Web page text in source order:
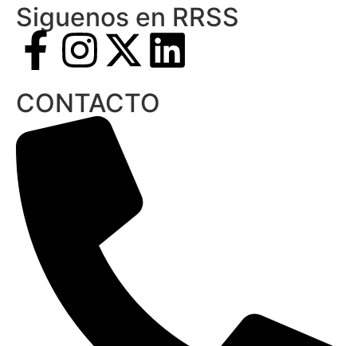
Siguenos en RRSS
CONTACTO